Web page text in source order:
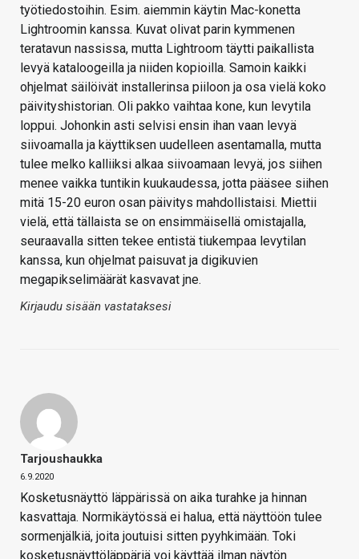
työtiedostoihin. Esim. aiemmin käytin Mac-konetta
Lightroomin kanssa. Kuvat olivat parin kymmenen
teratavun nassissa, mutta Lightroom täytti paikallista
levyä kataloogeilla ja niiden kopioilla. Samoin kaikki
ohjelmat säilöivät installerinsa piiloon ja osa vielä koko
päivityshistorian. Oli pakko vaihtaa kone, kun levytila
loppui. Johonkin asti selvisi ensin ihan vaan levyä
siivoamalla ja käyttiksen uudelleen asentamalla, mutta
tulee melko kalliiksi alkaa siivoamaan levyä, jos siihen
menee vaikka tuntikin kuukaudessa, jotta pääsee siihen
mitä 15-20 euron osan päivitys mahdollistaisi. Miettii
vielä, että tällaista se on ensimmäisellä omistajalla,
seuraavalla sitten tekee entistä tiukempaa levytilan
kanssa, kun ohjelmat paisuvat ja digikuvien
megapikselimäärät kasvavat jne.
Kirjaudu sisään vastataksesi
Tarjoushaukka
6.9.2020
Kosketusnäyttö läppärissä on aika turahke ja hinnan
kasvattaja. Normikäytössä ei halua, että näyttöön tulee
sormenjälkiä, joita joutuisi sitten pyyhkimään. Toki
kosketusnäyttöläppäriä voi käyttää ilman näytön